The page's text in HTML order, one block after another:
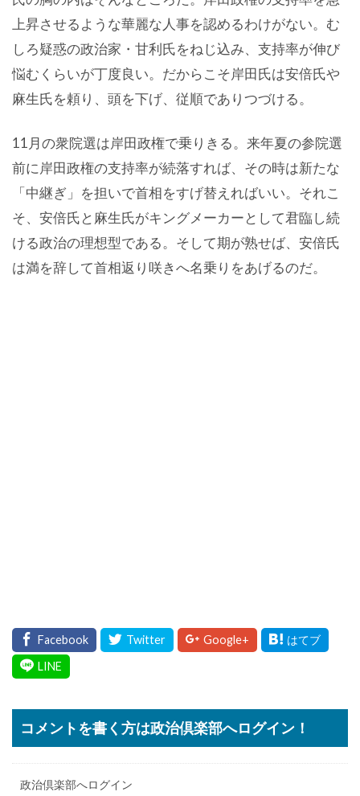
上昇させるような華麗な人事を認めるわけがない。む
しろ疑惑の政治家・甘利氏をねじ込み、支持率が伸び
悩むくらいが丁度良い。だからこそ岸田氏は安倍氏や
麻生氏を頼り、頭を下げ、従順でありつづける。
11月の衆院選は岸田政権で乗りきる。来年夏の参院選
前に岸田政権の支持率が続落すれば、その時は新たな
「中継ぎ」を担いで首相をすげ替えればいい。それこ
そ、安倍氏と麻生氏がキングメーカーとして君臨し続
ける政治の理想型である。そして期が熟せば、安倍氏
は満を辞して首相返り咲きへ名乗りをあげるのだ。
コメントを書く方は政治倶楽部へログイン！
政治倶楽部へログイン